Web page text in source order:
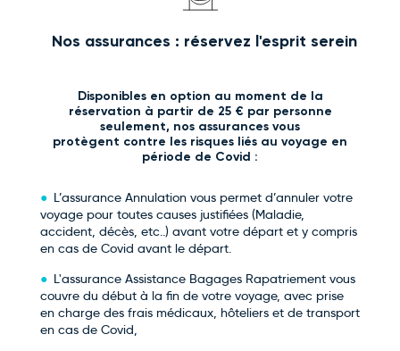
Nos assurances : réservez l'esprit serein
Disponibles en option au moment de la
réservation à partir de 25 € par personne
seulement, nos assurances vous
protègent contre les risques liés au voyage en
période de Covid :
L’assurance Annulation vous permet d’annuler votre
voyage pour toutes causes justifiées (Maladie,
accident, décès, etc..) avant votre départ et y compris
en cas de Covid avant le départ.
L'assurance Assistance Bagages Rapatriement vous
couvre du début à la fin de votre voyage, avec prise
en charge des frais médicaux, hôteliers et de transport
en cas de Covid,